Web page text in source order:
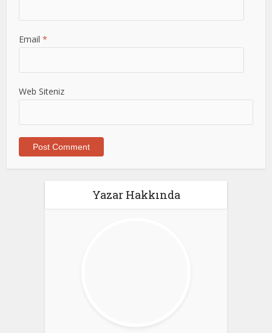
Email *
Web Siteniz
Yazar Hakkında